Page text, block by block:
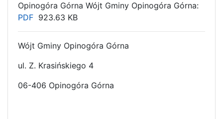
Opinogóra Górna Wójt Gminy Opinogóra Górna:
PDF 923.63 KB
Wójt Gminy Opinogóra Górna
ul. Z. Krasińskiego 4
06-406 Opinogóra Górna